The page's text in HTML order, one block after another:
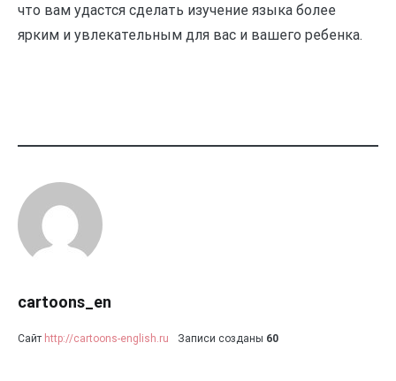
что вам удастся сделать изучение языка более
ярким и увлекательным для вас и вашего ребенка.
cartoons_en
Сайт http://cartoons-english.ru Записи созданы 60